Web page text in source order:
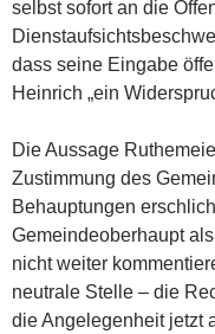
selbst sofort an die
dass seine Eingabe
Heinrich „ein
Die Aussage
Zustimmung des
Behauptungen
Gemeindeoberhaupt
nicht weiter
neutrale Stelle – die
die Angelegenheit jetzt